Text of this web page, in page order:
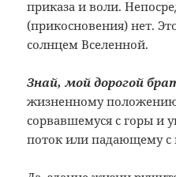
приказа и воли.
(прикосновения) нет.
солнцем Вселенной.
Знай, мой дорогой
жизненному
сорвавшемуся с горы и
поток или падающему с